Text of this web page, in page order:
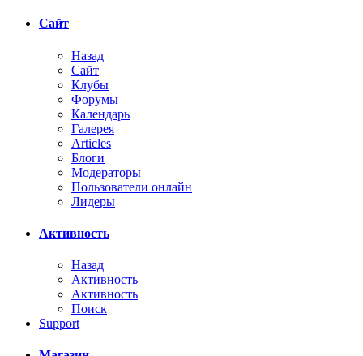
Сайт
Назад
Сайт
Клубы
Форумы
Календарь
Галерея
Articles
Блоги
Модераторы
Пользователи онлайн
Лидеры
Активность
Назад
Активность
Активность
Поиск
Support